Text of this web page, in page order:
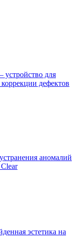
устройство для
дефектов
аномалий
эстетика на